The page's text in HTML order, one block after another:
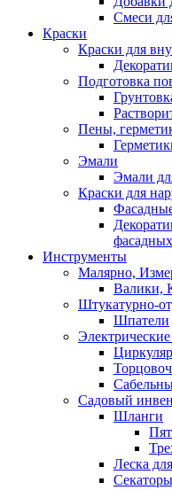
Смеси
Краски
Краски для
Подготовка
Пены,
Эмали
Эмали
Краски для
Инструменты
Малярно,
Валики,
Штукатурно-
Шпатели
Садовый
Шланги
Леска
Секаторы